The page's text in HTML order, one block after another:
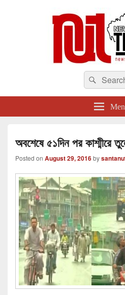
The one & only exceptional Bengali
in
Search
for:
Search
অবশেষে ৫১দিন পর কাশ্মীরে
Posted on August 29, 2016by